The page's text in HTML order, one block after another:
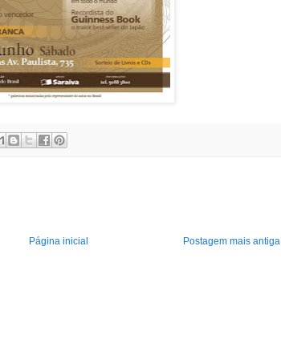
Postagem mais antiga
Página inicial